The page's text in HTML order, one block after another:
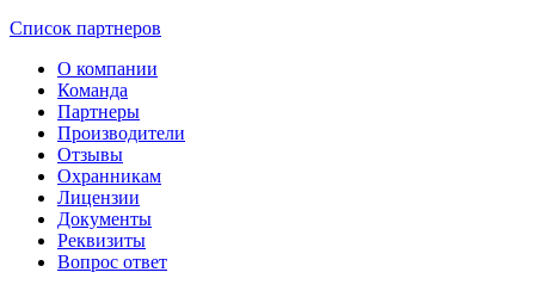
Список партнеров
О компании
Команда
Партнеры
Производители
Отзывы
Охранникам
Лицензии
Документы
Реквизиты
Вопрос ответ